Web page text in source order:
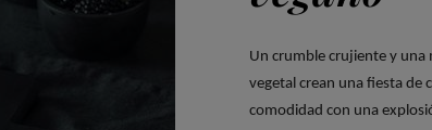
Un crumble crujiente y una
vegetal crean una fiesta de
comodidad con una